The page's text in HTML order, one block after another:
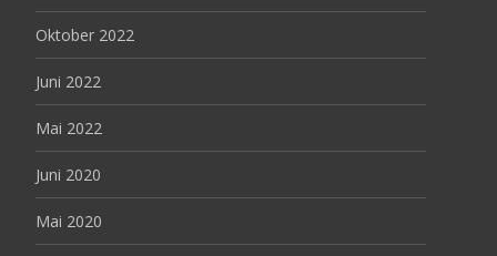
Oktober 2022
Juni 2022
Mai 2022
Juni 2020
Mai 2020